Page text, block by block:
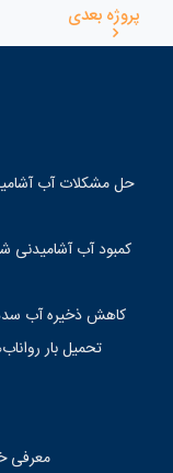
پروژه بعدی
حل مشکلات آب
کاهش ذخیره آب
تحمیل بار
معرفی